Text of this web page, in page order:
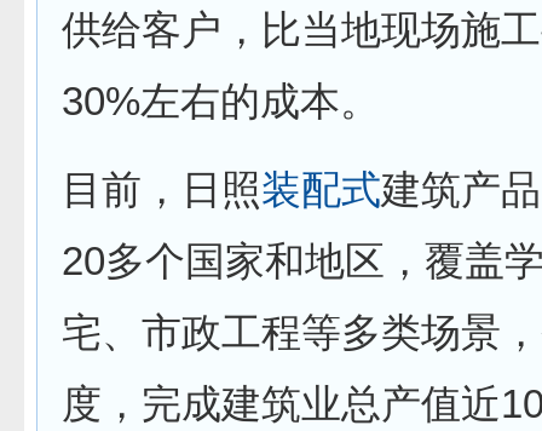
供给客户，比当地现场施
30%左右的成本。
目前，日照装配式建筑产
20多个国家和地区，覆盖
宅、市政工程等多类场景
度，完成建筑业总产值近